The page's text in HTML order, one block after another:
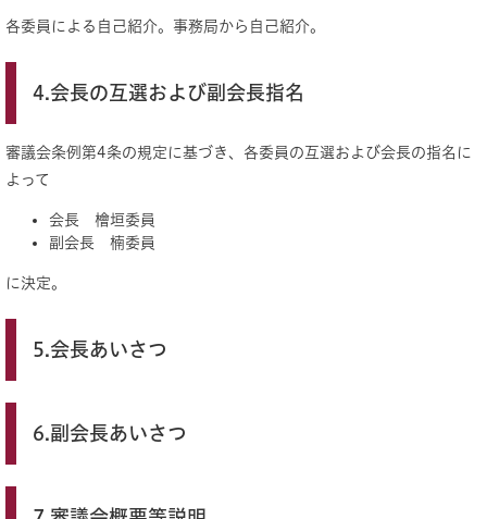
各委員による自己紹介。事務局から自己紹介。
4.会長の互選および副会長指名
審議会条例第4条の規定に基づき、各委員の互選および会長の指名に
よって
会長 檜垣委員
副会長 楠委員
に決定。
5.会長あいさつ
6.副会長あいさつ